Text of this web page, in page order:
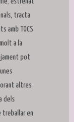
tracta
amb TOCS
a la
pot
altres
dels
treballar en